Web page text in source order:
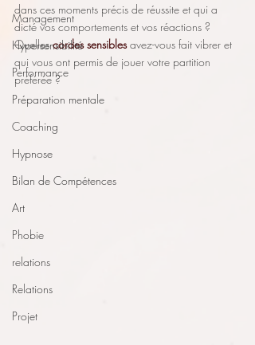
Management
Hypersensibilité
Performance
Préparation mentale
Coaching
Hypnose
Bilan de Compétences
Art
Phobie
relations
Relations
Projet
dans ces moments précis de réussite et qui a
dicté vos comportements et vos réactions ?
Quelles cordes sensibles avez-vous fait vibrer et
qui vous ont permis de jouer votre partition
préférée ?